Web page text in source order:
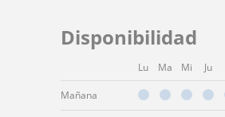
Disponibilidad
Lu Ma Mi Ju
Mañana